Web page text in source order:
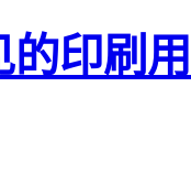
的印刷